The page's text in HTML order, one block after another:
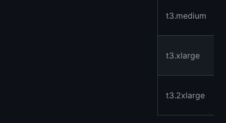
t3.medium
t3.xlarge
t3.2xlarge